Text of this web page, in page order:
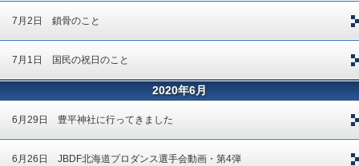
7月2日 鎖骨のこと
7月1日 国民の祝日のこと
2020年6月
6月29日 豊平神社に行ってきました
6月26日 JBDF北海道プロダンス選手会動画・第4弾